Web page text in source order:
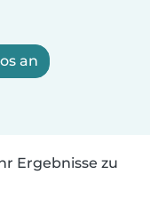
an
Ergebnisse zu